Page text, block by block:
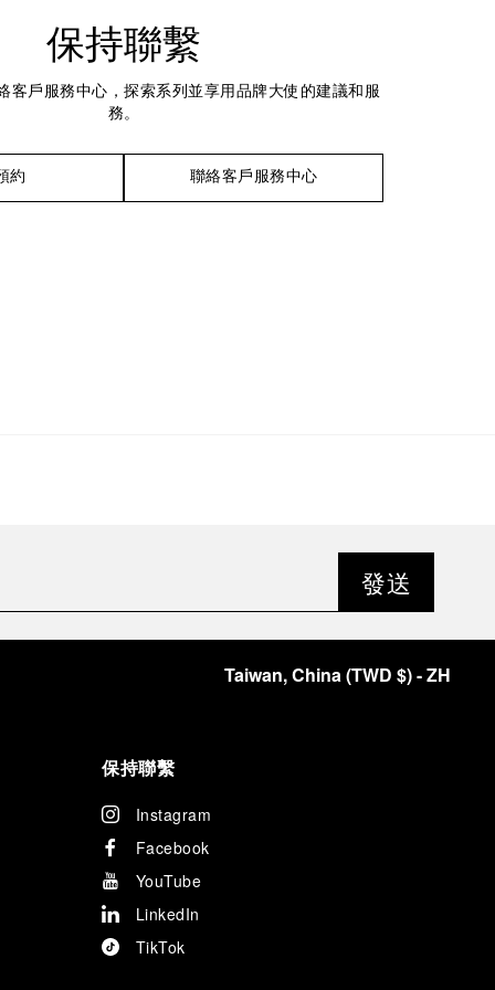
保持聯繫
客戶服務中心，探索系列並享用品牌大使的建議和服
務。
約 聯絡客戶服務中心
發送
Taiwan, China(TWD $)- ZH
保持聯繫
Instagram
Facebook
YouTube
LinkedIn
TikTok